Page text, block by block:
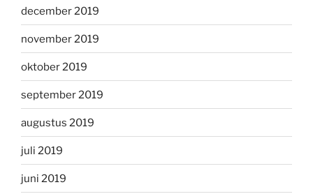
december 2019
november 2019
oktober 2019
september 2019
augustus 2019
juli 2019
juni 2019